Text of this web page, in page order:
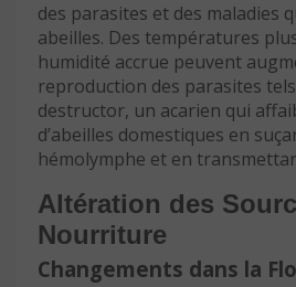
des parasites et des maladies
abeilles. Des températures
humidité accrue peuvent
reproduction des parasites
destructor, un acarien qui
d’abeilles domestiques en
hémolymphe et en
Altération des
Nourriture
Changements dans la